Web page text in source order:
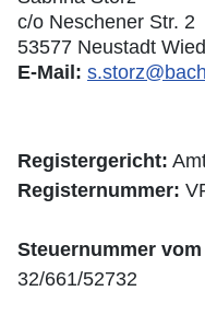
c/o Neschener Str. 2
53577 Neustadt Wied
E-Mail:
Registergericht:
Registernummer:
Steuernummer
32/661/52732